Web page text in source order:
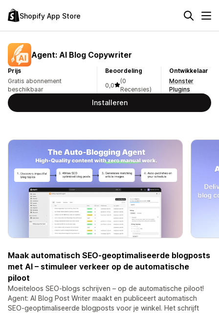
Shopify App Store
Agent: AI Blog Copywriter
Prijs
Gratis abonnement
beschikbaar
Beoordeling
0,0
(0
Recensies)
Ontwikkelaar
Monster
Plugins
Installeren
Maak automatisch SEO-geoptimaliseerde blogposts
met AI – stimuleer verkeer op de automatische
piloot
Moeiteloos SEO-blogs schrijven – op de automatische piloot!
Agent: AI Blog Post Writer maakt en publiceert automatisch
SEO-geoptimaliseerde blogposts voor je winkel. Het schrijft